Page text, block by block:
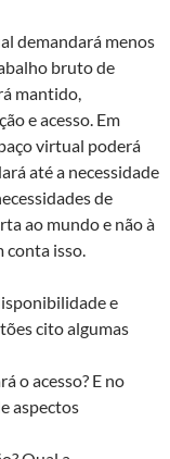
demandará menos
bruto de
mantido,
e acesso. Em
virtual poderá
até a necessidade
de
ao mundo e não à
conta isso.
e
cito algumas
o acesso? E no
aspectos